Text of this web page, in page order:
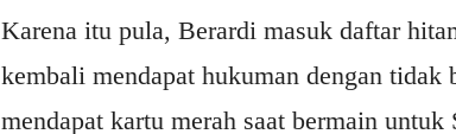
Karena itu pula, Berardi masuk daftar
kembali mendapat hukuman dengan
mendapat kartu merah saat bermain